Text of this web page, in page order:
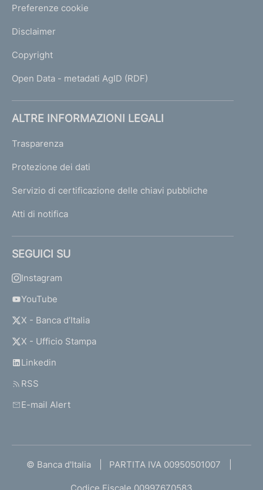
Preferenze cookie
Disclaimer
Copyright
Open Data - metadati AgID (RDF)
ALTRE INFORMAZIONI LEGALI
Trasparenza
Protezione dei dati
Servizio di certificazione delle chiavi pubbliche
Atti di notifica
SEGUICI SU
Instagram
YouTube
X - Banca d’Italia
X - Ufficio Stampa
Linkedin
RSS
E-mail Alert
© Banca d'Italia PARTITA IVA 00950501007